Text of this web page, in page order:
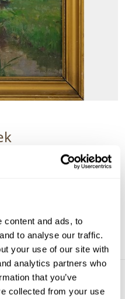
content and ads, to
to analyse our traffic.
your use of our site with
analytics partners who
that you’ve
collected from your use